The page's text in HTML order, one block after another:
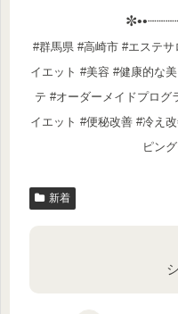
#群馬県 #高崎市 #エステ
イエット #美容 #健康的な
テ #オーダーメイドプログ
イエット #便秘改善 #冷え
ピン
新着